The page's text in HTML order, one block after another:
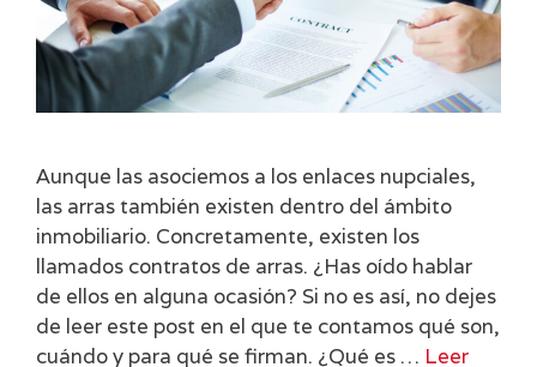
Aunque las asociemos a los enlaces nupciales,
las arras también existen dentro del ámbito
inmobiliario. Concretamente, existen los
llamados contratos de arras. ¿Has oído hablar
de ellos en alguna ocasión? Si no es así, no dejes
de leer este post en el que te contamos qué son,
cuándo y para qué se firman. ¿Qué es … Leer